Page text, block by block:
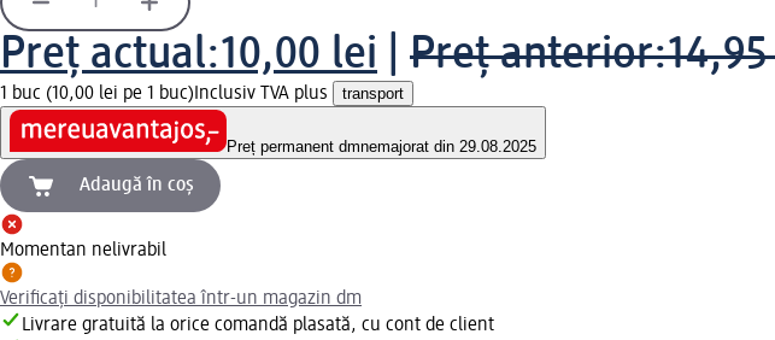
Preț actual:10,00 lei Preț anterior:
1 buc (10,00 lei pe 1 buc) Inclusiv TVA plus transport
Preț permanent dmnemajorat din 29.08.2025
Adaugă în coș
Momentan nelivrabil
Verificați disponibilitatea într-un magazin dm
Livrare gratuită la orice comandă plasată, cu cont de client